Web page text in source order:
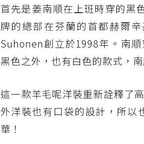
首先是姜南順在上班時穿的黑
牌的總部在芬蘭的首都赫爾
Suhonen創立於1998年。南
黑色之外，也有白色的款式，
這一款羊毛呢洋裝重新詮釋了
外洋裝也有口袋的設計，所以
華！